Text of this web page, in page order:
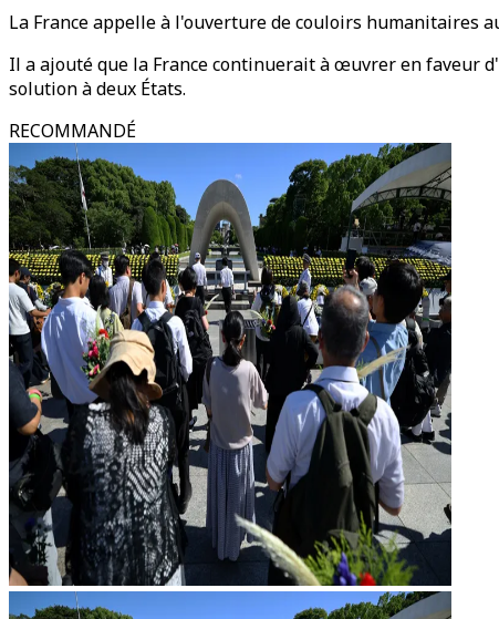
La France appelle à l'ouverture de couloirs humanitaires
Il a ajouté que la France continuerait à œuvrer en faveur
solution à deux États.
RECOMMANDÉ